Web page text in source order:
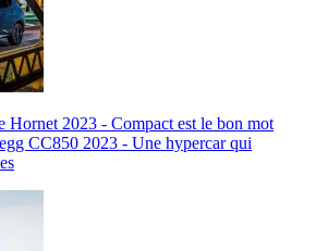
Hornet 2023 - Compact est le bon mot
CC850 2023 - Une hypercar qui